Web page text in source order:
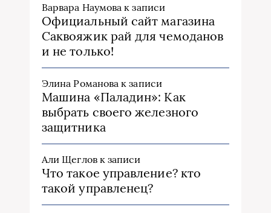
Варвара Наумова к записи
Официальный сайт магазина
Саквояжик рай для чемоданов
и не только!
Элина Романова к записи
Машина «Паладин»: Как
выбрать своего железного
защитника
Али Щегловк записи
Что такое управление? кто
такой управленец?